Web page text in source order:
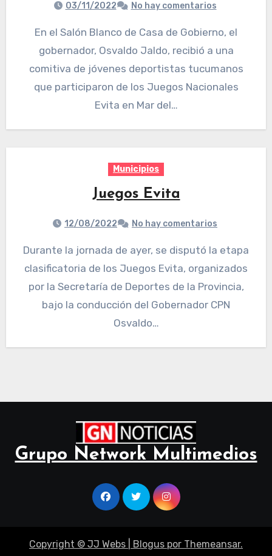
03/11/2022 No hay comentarios
En el Salón Blanco de Casa de Gobierno, el
gobernador, Osvaldo Jaldo, recibió a una
comitiva de jóvenes deportistas tucumanos
que participaron de los Juegos Nacionales
Evita en Mar del…
Municipios
Juegos Evita
12/08/2022 No hay comentarios
Durante la jornada de ayer, se disputó la etapa
clasificatoria de los Juegos Evita, organizados
por la Secretaría de Deportes de la Provincia,
bajo la conducción del Gobernador CPN
Osvaldo…
Grupo Network Multimedios
Copyright © JJ Webs Blogus por Themeansar.